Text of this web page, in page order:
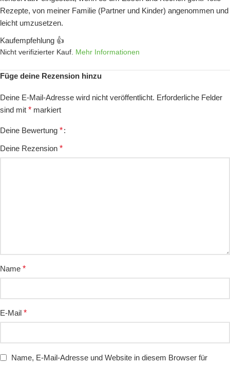
Rezepte, von meiner Familie (Partner und Kinder) angenommen und
leicht umzusetzen.
Kaufempfehlung 👍
Nicht verifizierter Kauf. Mehr Informationen
Füge deine Rezension hinzu
Deine E-Mail-Adresse wird nicht veröffentlicht. Erforderliche Felder
sind mit * markiert
Deine Bewertung *
Deine Rezension *
Name *
E-Mail *
Name, E-Mail-Adresse und Website in diesem Browser für